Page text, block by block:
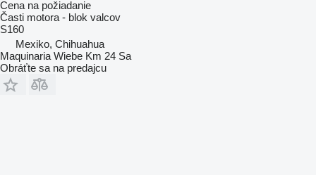
Cena na požiadanie
Časti motora - blok valcov
S160
Mexiko, Chihuahua
Maquinaria Wiebe Km 24 Sa
Obráťte sa na predajcu